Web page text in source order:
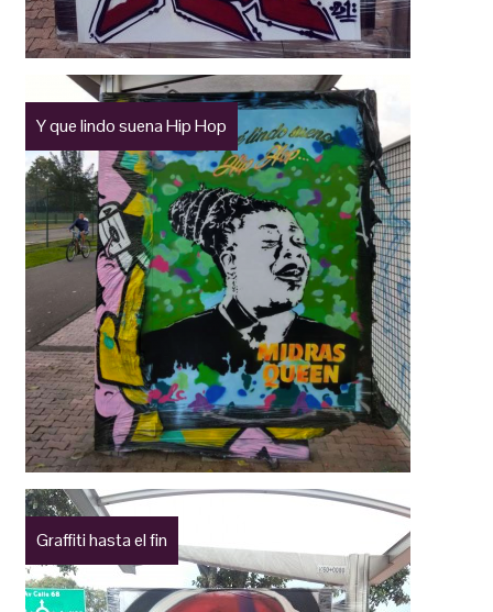
Y que lindo suena Hip Hop
Graffiti hasta el fin